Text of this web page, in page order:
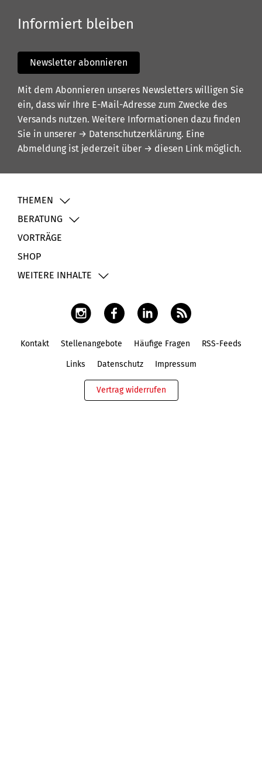
Informiert bleiben
Newsletter abonnieren
Mit dem Abonnieren unseres Newsletters willigen Sie
ein, dass wir Ihre E-Mail-Adresse zum Zwecke des
Versands nutzen. Weitere Informationen dazu finden
Sie in unserer → Datenschutzerklärung. Eine
Abmeldung ist jederzeit über → diesen Link möglich.
THEMEN
BERATUNG
VORTRÄGE
SHOP
WEITERE INHALTE
Kontakt Stellenangebote Häufige Fragen RSS-Feeds
Links Datenschutz Impressum
Vertrag widerrufen